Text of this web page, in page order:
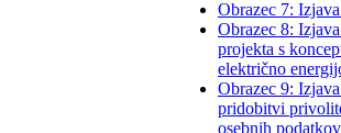
Obrazec 7:
Obrazec 8:
projekta s
električno
Obrazec 9:
pridobitvi
osebnih podatkov